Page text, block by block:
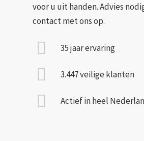
voor u uit handen. Advies
contact met ons op.
35 jaar ervaring
3.447 veilige klanten
Actief in heel